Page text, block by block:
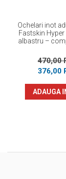
Ochelari inot
Fastskin Hyper
albastru –
470,00
376,00
ADAUGA